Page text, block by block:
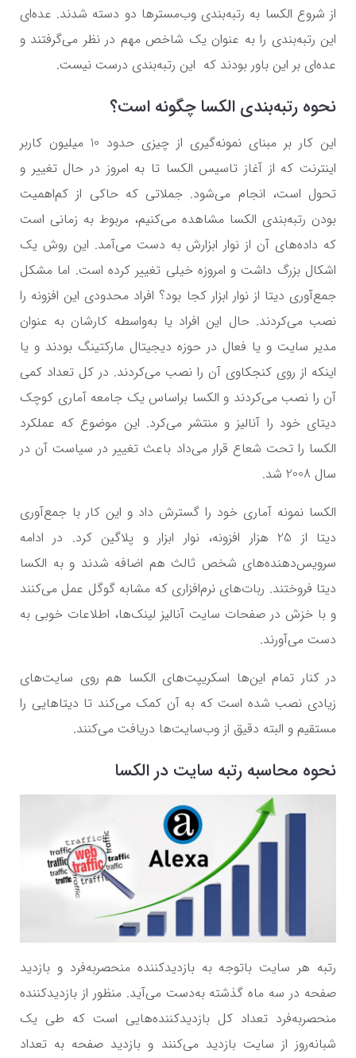
از شروع الکسا به رتبه‌بندی وب‌مسترها دو دسته شدند. عده‌ای
این رتبه‌بندی را به عنوان یک شاخص مهم در نظر می‌گرفتند و
عده‌ای بر این باور بودند که این رتبه‌بندی درست نیست.
نحوه رتبه‌بندی الکسا چگونه است؟
این کار بر مبنای نمونه‌گیری از چیزی حدود 10 میلیون کاربر
اینترنت که از آغاز تاسیس الکسا تا به امروز در حال تغییر و
تحول است، انجام می‌شود. جملاتی که حاکی از کم‌اهمیت
بودن رتبه‌بندی الکسا مشاهده می‌کنیم، مربوط به زمانی است
که داده‌های آن از نوار ابزارش به دست می‌آمد. این روش یک
اشکال بزرگ داشت و امروزه خیلی تغییر کرده است. اما مشکل
جمع‌آوری دیتا از نوار ابزار کجا بود؟ افراد محدودی این افزونه را
نصب می‌کردند. حال این افراد یا به‌واسطه کارشان به عنوان
مدیر سایت و یا فعال در حوزه دیجیتال مارکتینگ بودند و یا
اینکه از روی کنجکاوی آن را نصب می‌کردند. در کل تعداد کمی
آن را نصب می‌کردند و الکسا براساس یک جامعه آماری کوچک
دیتای خود را آنالیز و منتشر می‌کرد. این موضوع که عملکرد
الکسا را تحت شعاع قرار می‌داد باعث تغییر در سیاست آن در
سال 2008 شد.
الکسا نمونه آماری خود را گسترش داد و این کار با جمع‌آوری
دیتا از 25 هزار افزونه، نوار ابزار و پلاگین کرد. در ادامه
سرویس‌دهنده‌های شخص ثالث هم اضافه شدند و به الکسا
دیتا فروختند. ربات‎‌های نرم‌افزاری که مشابه گوگل عمل می‌کنند
و با خزش در صفحات سایت آنالیز لینک‌ها، اطلاعات خوبی به
دست می‌آورند.
در کنار تمام این‌ها اسکریپت‌های الکسا هم روی سایت‌های
زیادی نصب شده است که به آن کمک می‌کند تا دیتاهایی را
مستقیم و البته دقیق از وب‌سایت‌ها دریافت می‌کنند.
نحوه محاسبه رتبه سایت در الکسا
رتبه هر سایت باتوجه به بازدیدکننده منحصربه‌فرد و بازدید
صفحه در سه ماه گذشته به‌دست می‌آید. منظور از بازدیدکننده
منحصربه‌فرد تعداد کل بازدیدکننده‌هایی است که طی یک
شبانه‌روز از سایت بازدید می‌کنند و بازدید صفحه به تعداد